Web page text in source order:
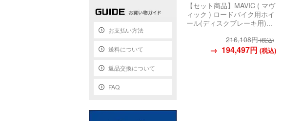
【セット商品】MAVIC ( マヴ
ィック ) ロードバイク用ホイ
ール(ディスクブレーキ用)
45 ディスク チューブレス タ
イヤ / スプロケット 取り付
216,108円(税込)
→ 194,497円 (税込)
お支払い方法
送料について
返品交換について
FAQ